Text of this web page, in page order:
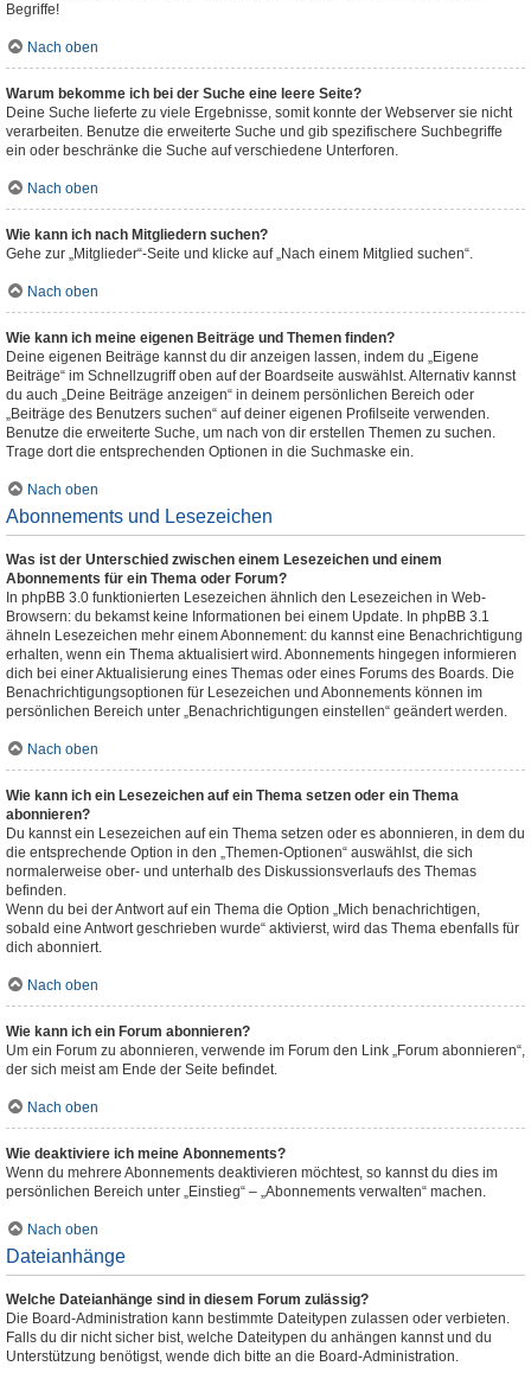
Begriffe!
Nach oben
Warum bekomme ich bei der Suche eine leere Seite?
Deine Suche lieferte zu viele Ergebnisse, somit konnte der Webserver sie nicht
verarbeiten. Benutze die erweiterte Suche und gib spezifischere Suchbegriffe
ein oder beschränke die Suche auf verschiedene Unterforen.
Nach oben
Wie kann ich nach Mitgliedern suchen?
Gehe zur „Mitglieder“-Seite und klicke auf „Nach einem Mitglied suchen“.
Nach oben
Wie kann ich meine eigenen Beiträge und Themen finden?
Deine eigenen Beiträge kannst du dir anzeigen lassen, indem du „Eigene
Beiträge“ im Schnellzugriff oben auf der Boardseite auswählst. Alternativ kannst
du auch „Deine Beiträge anzeigen“ in deinem persönlichen Bereich oder
„Beiträge des Benutzers suchen“ auf deiner eigenen Profilseite verwenden.
Benutze die erweiterte Suche, um nach von dir erstellen Themen zu suchen.
Trage dort die entsprechenden Optionen in die Suchmaske ein.
Nach oben
Abonnements und Lesezeichen
Was ist der Unterschied zwischen einem Lesezeichen und einem
Abonnements für ein Thema oder Forum?
In phpBB 3.0 funktionierten Lesezeichen ähnlich den Lesezeichen in Web-
Browsern: du bekamst keine Informationen bei einem Update. In phpBB 3.1
ähneln Lesezeichen mehr einem Abonnement: du kannst eine Benachrichtigung
erhalten, wenn ein Thema aktualisiert wird. Abonnements hingegen informieren
dich bei einer Aktualisierung eines Themas oder eines Forums des Boards. Die
Benachrichtigungsoptionen für Lesezeichen und Abonnements können im
persönlichen Bereich unter „Benachrichtigungen einstellen“ geändert werden.
Nach oben
Wie kann ich ein Lesezeichen auf ein Thema setzen oder ein Thema
abonnieren?
Du kannst ein Lesezeichen auf ein Thema setzen oder es abonnieren, in dem du
die entsprechende Option in den „Themen-Optionen“ auswählst, die sich
normalerweise ober- und unterhalb des Diskussionsverlaufs des Themas
befinden.
Wenn du bei der Antwort auf ein Thema die Option „Mich benachrichtigen,
sobald eine Antwort geschrieben wurde“ aktivierst, wird das Thema ebenfalls für
dich abonniert.
Nach oben
Wie kann ich ein Forum abonnieren?
Um ein Forum zu abonnieren, verwende im Forum den Link „Forum abonnieren“,
der sich meist am Ende der Seite befindet.
Nach oben
Wie deaktiviere ich meine Abonnements?
Wenn du mehrere Abonnements deaktivieren möchtest, so kannst du dies im
persönlichen Bereich unter „Einstieg“ – „Abonnements verwalten“ machen.
Nach oben
Dateianhänge
Welche Dateianhänge sind in diesem Forum zulässig?
Die Board-Administration kann bestimmte Dateitypen zulassen oder verbieten.
Falls du dir nicht sicher bist, welche Dateitypen du anhängen kannst und du
Unterstützung benötigst, wende dich bitte an die Board-Administration.